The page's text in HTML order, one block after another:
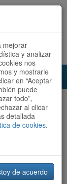
Español | Català
Más recientes
mejorar
y analizar
nos
y mostrarle
en “Aceptar
puede
todo”,
al clicar
detallada
de cookies.
de acuerdo